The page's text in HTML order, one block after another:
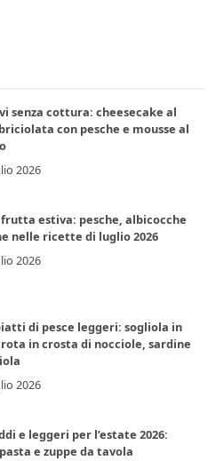
senza cottura: cheesecake al
con pesche e mousse al
2026
frutta estiva: pesche, albicocche
nelle ricette di luglio 2026
2026
di pesce leggeri: sogliola in
in crosta di nocciole, sardine
2026
e leggeri per l’estate 2026:
e zuppe da tavola